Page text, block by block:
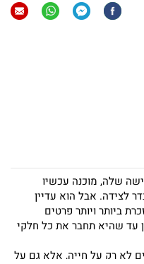
שלה, מוכנה עכשיו
לצידה. אבל הוא עדיין
ביותר ויותר פרטים
עד שהיא תחבר את כל חלקי
לא רק על חייה, אלא גם על